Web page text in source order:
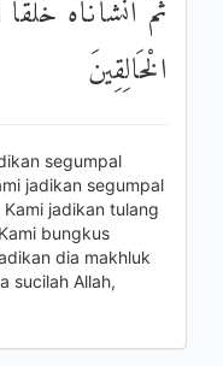
ثُمَّ أَنْشَأْنَاهُ
الْخَالِقِينَ
segumpal
jadikan segumpal
jadikan tulang
bungkus
dia makhluk
sucilah Allah,